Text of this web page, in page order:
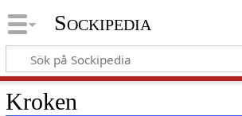
Sockipedia
Kroken